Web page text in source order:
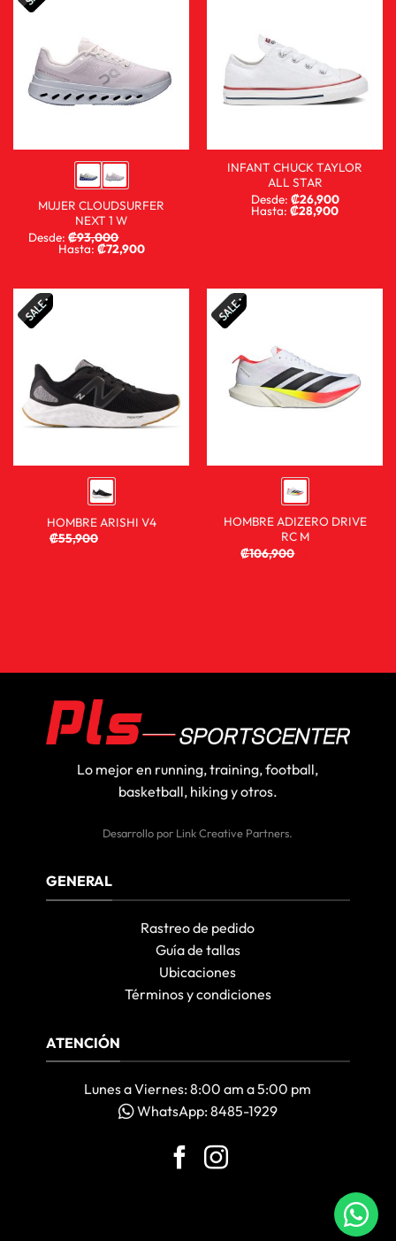
MUJER CLOUDSURFER
NEXT 1 W
Desde:₡93,000
Hasta: ₡72,900
INFANT CHUCK TAYLOR
ALL STAR
Desde: ₡26,900
Hasta: ₡28,900
HOMBRE ARISHI V4
₡55,900
HOMBRE ADIZERO DRIVE
RC M
₡106,900
Lo mejor en running, training, football,
basketball, hiking y otros.
Desarrollo por Link Creative Partners.
GENERAL
Rastreo de pedido
Guía de tallas
Ubicaciones
Términos y condiciones
ATENCIÓN
Lunes a Viernes: 8:00 am a 5:00 pm
WhatsApp: 8485-1929